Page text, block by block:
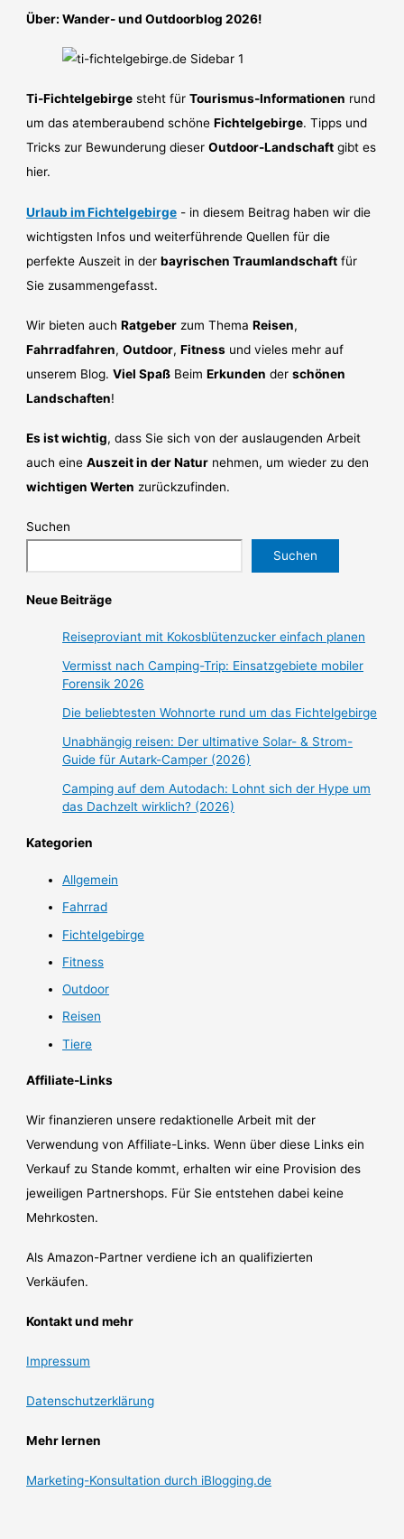
Über: Wander- und Outdoorblog 2026!
Ti-Fichtelgebirge steht fürTourismus-Informationen rund
um das atemberaubend schöneFichtelgebirge. Tipps und
Tricks zur Bewunderung dieserOutdoor-Landschaft gibt es
hier.
Urlaub im Fichtelgebirge - in diesem Beitrag haben wir die
wichtigsten Infos und weiterführende Quellen für die
perfekte Auszeit in derbayrischen Traumlandschaft für
Sie zusammengefasst.
Wir bieten auchRatgeber zum ThemaReisen,
Fahrradfahren,Outdoor,Fitness und vieles mehr auf
unserem Blog.Viel Spaß BeimErkunden derschönen
Landschaften!
Es ist wichtig, dass Sie sich von der auslaugenden Arbeit
auch eineAuszeit in der Natur nehmen, um wieder zu den
wichtigen Werten zurückzufinden.
Suchen
Suchen
Neue Beiträge
Reiseproviant mit Kokosblütenzucker einfach planen
Vermisst nach Camping-Trip: Einsatzgebiete mobiler
Forensik 2026
Die beliebtesten Wohnorte rund um das Fichtelgebirge
Unabhängig reisen: Der ultimative Solar- & Strom-
Guide für Autark-Camper (2026)
Camping auf dem Autodach: Lohnt sich der Hype um
das Dachzelt wirklich? (2026)
Kategorien
Allgemein
Fahrrad
Fichtelgebirge
Fitness
Outdoor
Reisen
Tiere
Affiliate-Links
Wir finanzieren unsere redaktionelle Arbeit mit der
Verwendung von Affiliate-Links. Wenn über diese Links ein
Verkauf zu Stande kommt, erhalten wir eine Provision des
jeweiligen Partnershops. Für Sie entstehen dabei keine
Mehrkosten.
Als Amazon-Partner verdiene ich an qualifizierten
Verkäufen.
Kontakt und mehr
Impressum
Datenschutzerklärung
Mehr lernen
Marketing-Konsultation durch iBlogging.de